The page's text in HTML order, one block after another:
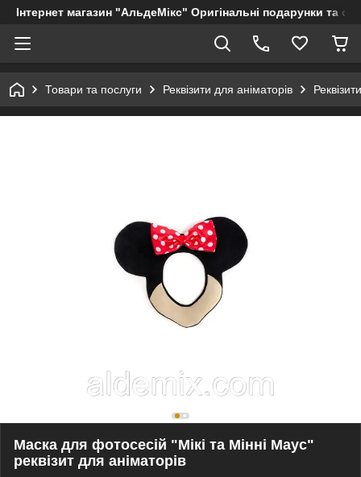
Інтернет магазин "АльдеМікс" Оригінальні подарунки та
Товари та послуги Реквізити для аніматорів
Маска для фотосесій "Мікі та Мінні Маус"
реквізит для аніматорів